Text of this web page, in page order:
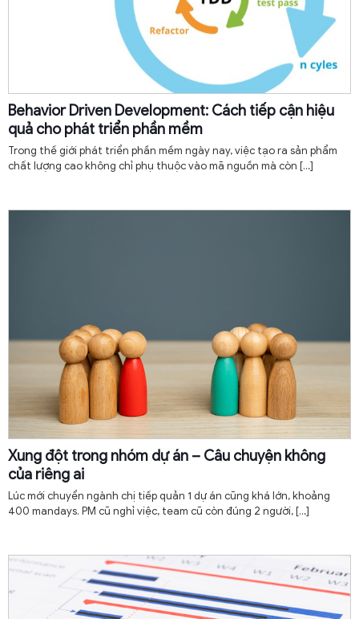
Behavior Driven Development: Cách tiếp cận hiệu
quả cho phát triển phần mềm
Trong thế giới phát triển phần mềm ngày nay, việc tạo ra sản phẩm
chất lượng cao không chỉ phụ thuộc vào mã nguồn mà còn […]
Xung đột trong nhóm dự án – Câu chuyện không
của riêng ai
Lúc mới chuyển ngành chị tiếp quản 1 dự án cũng khá lớn, khoảng
400 mandays. PM cũ nghỉ việc, team cũ còn đúng 2 người,[…]